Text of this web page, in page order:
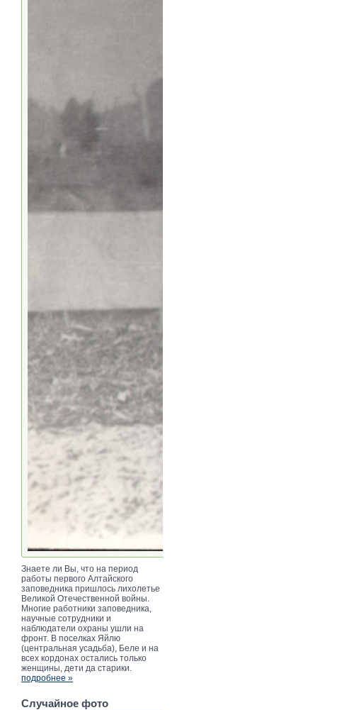
Знаете ли Вы, что на период
работы первого Алтайского
заповедника пришлось лихолетье
Великой Отечественной войны.
Многие работники заповедника,
научные сотрудники и
наблюдатели охраны ушли на
фронт. В поселках Яйлю
(центральная усадьба), Беле и на
всех кордонах остались только
женщины, дети да старики.
подробнее »
Случайное фото